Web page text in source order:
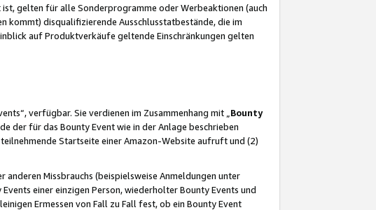
gelten für alle Sonderprogramme oder Werbeaktionen (auch
disqualifizierende Ausschlusstatbestände, die im
auf Produktverkäufe geltende Einschränkungen gelten
verfügbar. Sie verdienen im Zusammenhang mit „ Bounty
der für das Bounty Event wie in der Anlage beschrieben
Startseite einer Amazon-Website aufruft und (2)
Missbrauchs (beispielsweise Anmeldungen unter
einer einzigen Person, wiederholter Bounty Events und
Ermessen von Fall zu Fall fest, ob ein Bounty Event